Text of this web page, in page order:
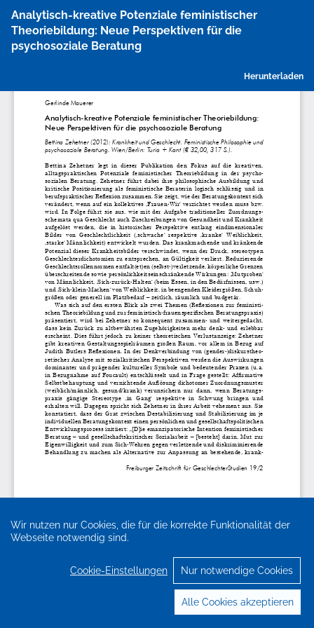
Wir nutzen nur Cookies, die für die korrekte Funktionalität der
Webseite notwendig sind.
Cookie-Einstellungen Nur notwendige Cookies
Alle Cookies akzeptieren
Artikeldetails
zurückkehren
Analytisch-kreative Potenziale feministischer
Theoriebildung: Neue Perspektiven für die
psychosoziale Beratung
Herunterladen